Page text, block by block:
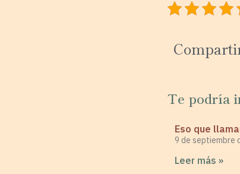
Te podría
Eso que
9 de septiembre
Leer más »